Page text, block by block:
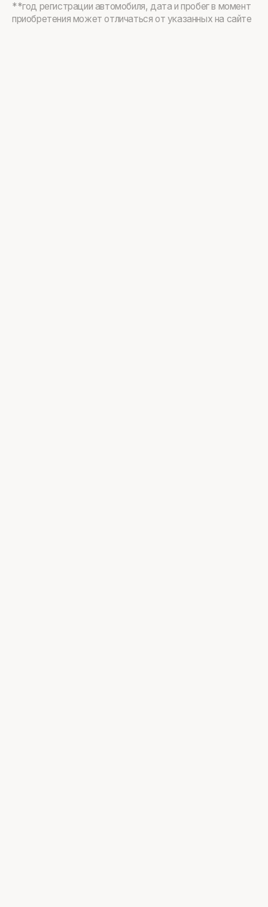
**год регистрации автомобиля, дата и пробег в момент
приобретения может отличаться от указанных на сайте